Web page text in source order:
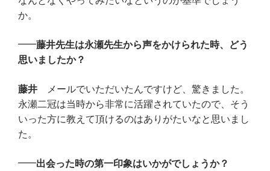
か。
藤井先生は永瀬先生から声をかけられた時、どう
思いましたか？
藤井 メールでいただいたんですけど、驚きました。
永瀬二冠は当時から非常に活躍されていたので、そう
いった方に教えて頂けるのはありがたいなと思いまし
た。
出会った時の第一印象はいかがでしょうか？